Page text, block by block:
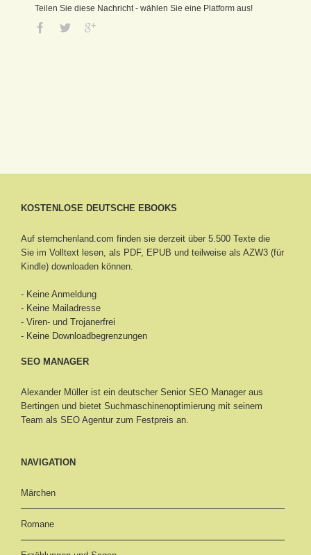
Teilen Sie diese Nachricht - wählen Sie eine Platform aus!
KOSTENLOSE DEUTSCHE EBOOKS
Auf sternchenland.com finden sie derzeit über 5.500 Texte die
Sie im Volltext lesen, als PDF, EPUB und teilweise als AZW3 (für
Kindle) downloaden können.
- Keine Anmeldung
- Keine Mailadresse
- Viren- und Trojanerfrei
- Keine Downloadbegrenzungen
SEO MANAGER
Alexander Müller ist ein deutscher Senior SEO Manager aus
Bertingen und bietet Suchmaschinenoptimierung mit seinem
Team als SEO Agentur zum Festpreis an.
NAVIGATION
Märchen
Romane